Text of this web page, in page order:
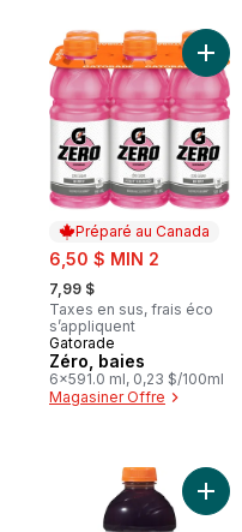
Préparé au Canada
sale:
6,50 $ MIN 2
, formerly:
7,99 $
Taxes en sus, frais éco
s’appliquent
Préparé au Canada
Gatorade
Zéro, baies
6x591.0 ml, 0,23 $/100ml
Magasiner Offre